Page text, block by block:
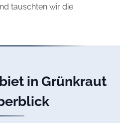
tauschten wir die
in Grünkraut